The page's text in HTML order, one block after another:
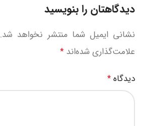
دیدگاهتان را بنویسید
نشانی ایمیل شما منتشر نخواهد شد.
علامت‌گذاری شده‌اند *
دیدگاه *